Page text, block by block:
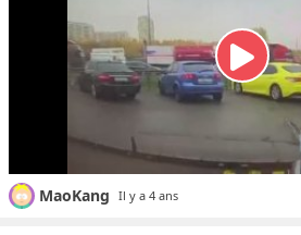
MaoKang Il y a 4 ans